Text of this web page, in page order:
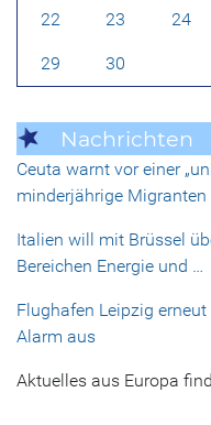
22 23 24
29 30
Nachrichten
Ceuta warnt vor einer
minderjährige Migranten
Italien will mit Brüssel
Bereichen Energie und …
Flughafen Leipzig
Alarm aus
Aktuelles aus Europa